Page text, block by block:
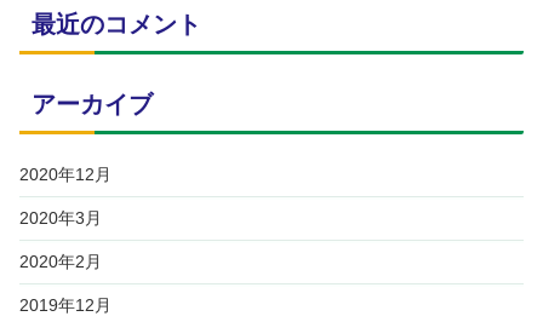
最近のコメント
アーカイブ
2020年12月
2020年3月
2020年2月
2019年12月